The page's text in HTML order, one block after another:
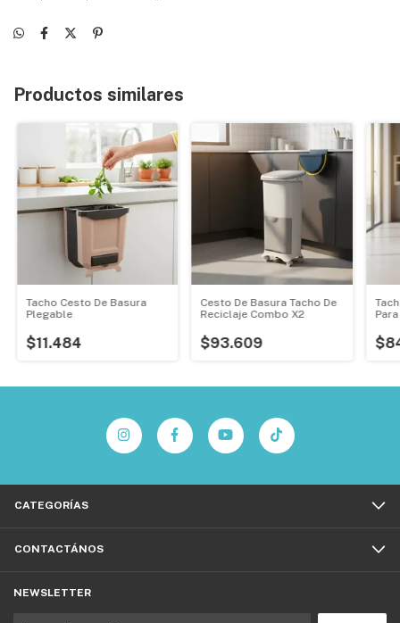
Productos similares
Tacho Cesto De Basura
Plegable
$11.484
Cesto De Basura Tacho De
Reciclaje Combo X2
$93.609
CATEGORÍAS
CONTACTÁNOS
NEWSLETTER